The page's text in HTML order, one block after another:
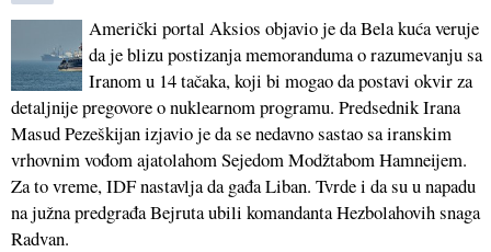
Američki portal Aksios objavio je da Bela kuća veruje
da je blizu postizanja memoranduma o razumevanju sa
Iranom u 14 tačaka, koji bi mogao da postavi okvir za
detaljnije pregovore o nuklearnom programu. Predsednik Irana
Masud Pezeškijan izjavio je da se nedavno sastao sa iranskim
vrhovnim vođom ajatolahom Sejedom Modžtabom Hamneijem.
Za to vreme, IDF nastavlja da gađa Liban. Tvrde i da su u napadu
na južna predgrađa Bejruta ubili komandanta Hezbolahovih snaga
Radvan.